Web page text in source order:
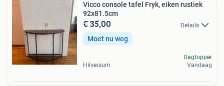
Vicco console tafel Fryk, eiken rustiek
92x81.5cm
€ 35,00 Details
Moet nu weg
Hilversum
Dagtopper
Vandaag